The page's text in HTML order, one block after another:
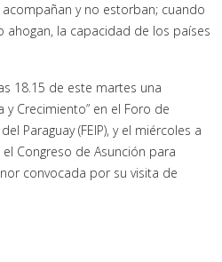
y no estorban; cuando
la capacidad de los países
18.15 de este martes una
y Crecimiento” en el Foro de
Paraguay (FEIP), y el miércoles a
Congreso de Asunción para
convocada por su visita de